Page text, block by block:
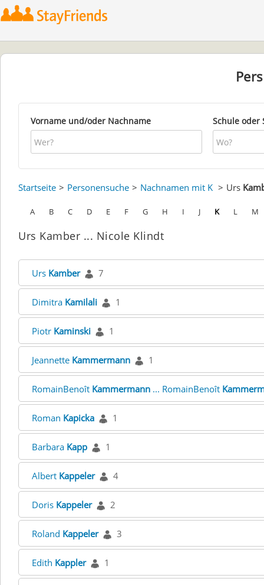
Vorname und/oder Nachname Schule oder
Startseite Personensuche Nachnamen mit K Urs
A B C D E F G H I J K L M
Urs Kamber ... Nicole Klindt
Urs Kamber 7
Dimitra Kamilali 1
Piotr Kaminski 1
Jeannette Kammermann 1
RomainBenoît Kammermann ... RomainBenoît
Roman Kapicka 1
Barbara Kapp 1
Albert Kappeler 4
Doris Kappeler 2
Roland Kappeler 3
Edith Kappler 1